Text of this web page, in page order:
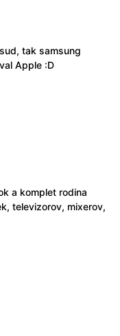
tak samsung
Apple :D
a komplet rodina
televizorov, mixerov,